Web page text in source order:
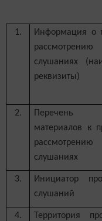
1.
Информация о
слушаниях
реквизиты)
2.
Перечень
материалов к
слушаниях
3.
Инициатор
слушаний
4.
Территория